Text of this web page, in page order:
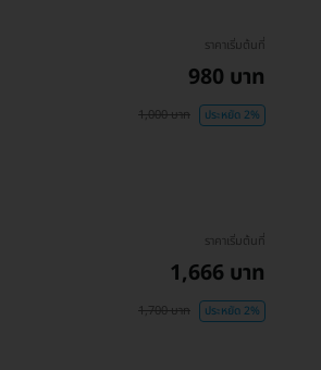
ราคาเริ่มต้นที่
980 บาท
1,000 บาท ประหยัด 2%
ราคาเริ่มต้นที่
1,666 บาท
1,700 บาท ประหยัด 2%